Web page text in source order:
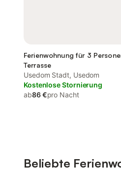
Ferienwohnung für 3
Terrasse
Usedom Stadt, Usedom
Kostenlose Stornierung
ab86 €pro Nacht
Beliebte